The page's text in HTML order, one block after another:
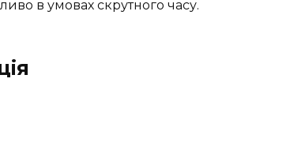
в умовах скрутного часу.